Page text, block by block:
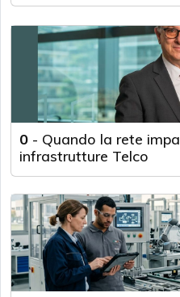
0 - Quando la rete
infrastrutture Telco